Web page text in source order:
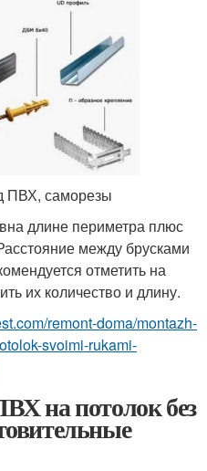
ПВХ, саморезы
длине периметра плюс
между брусками
отметить на
их количество и длину.
remont-doma/montazh-
svoimi-rukami-
на потолок без